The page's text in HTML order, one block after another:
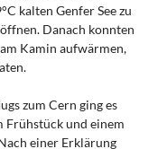
kalten Genfer See zu
Danach konnten
Kamin aufwärmen,
zum Cern ging es
Frühstück und einem
einer Erklärung